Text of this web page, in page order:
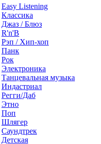
Easy Listening
Классика
Джаз / Блюз
R'n'B
Рэп / Хип-хоп
Панк
Рок
Электроника
Танцевальная музыка
Индастриал
Регги/Даб
Этно
Поп
Шлягер
Саундтрек
Детская